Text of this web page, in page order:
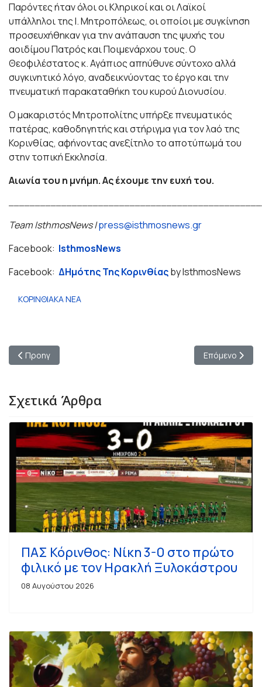
Παρόντες ήταν όλοι οι Κληρικοί και οι Λαϊκοί
υπάλληλοι της Ι. Μητροπόλεως, οι οποίοι με συγκίνηση
προσευχήθηκαν για την ανάπαυση της ψυχής του
αοιδίμου Πατρός και Ποιμενάρχου τους. Ο
Θεοφιλέστατος κ. Αγάπιος απηύθυνε σύντοχο αλλά
συγκινητικό λόγο, αναδεικνύοντας το έργο και την
πνευματική παρακαταθήκη του κυρού Διονυσίου.
Ο μακαριστός Μητροπολίτης υπήρξε πνευματικός
πατέρας, καθοδηγητής και στήριγμα για τον λαό της
Κορινθίας, αφήνοντας ανεξίτηλο το αποτύπωμά του
στην τοπική Εκκλησία.
Αιωνία του η μνήμη. Ας έχουμε την ευχή του.
Team IsthmosNews |press@isthmosnews.gr
Facebook: IsthmosNews
Facebook: ΔΗμότης Της Κορινθίαςby IsthmosNews
ΚΟΡΙΝΘΙΑΚΑ ΝΕΑ
Προηγούμενο άρθρο: Έπεσαν σοβάδες από πολυκατοικία στο
Προηγ Επόμενο
Επόμενο
Σχετικά Άρθρα
ΠΑΣ Κόρινθος: Νίκη 3-0 στο πρώτο
φιλικό με τον Ηρακλή Ξυλοκάστρου
08 Αυγούστου 2026